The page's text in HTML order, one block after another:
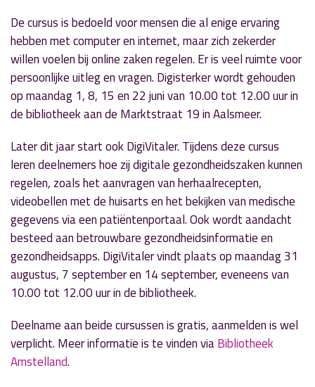
De cursus is bedoeld voor mensen die al enige ervaring
hebben met computer en internet, maar zich zekerder
willen voelen bij online zaken regelen. Er is veel ruimte voor
persoonlijke uitleg en vragen. Digisterker wordt gehouden
op maandag 1, 8, 15 en 22 juni van 10.00 tot 12.00 uur in
de bibliotheek aan de Marktstraat 19 inAalsmeer.
Later dit jaar start ook DigiVitaler. Tijdens deze cursus
leren deelnemers hoe zij digitale gezondheidszaken kunnen
regelen, zoals het aanvragen van herhaalrecepten,
videobellen met de huisarts en het bekijken van medische
gegevens via een patiëntenportaal. Ook wordt aandacht
besteed aan betrouwbare gezondheidsinformatie en
gezondheidsapps. DigiVitaler vindt plaats op maandag 31
augustus, 7 september en 14 september, eveneens van
10.00 tot 12.00 uur in de bibliotheek.
Deelname aan beide cursussen is gratis, aanmelden is wel
verplicht. Meer informatie is te vinden viaBibliotheek
Amstelland.